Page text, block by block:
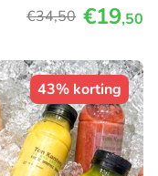
€34,50 €19,50
43% korting